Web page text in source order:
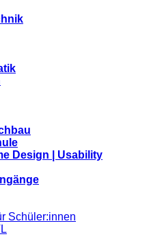
Design | Usability
Schüler:innen